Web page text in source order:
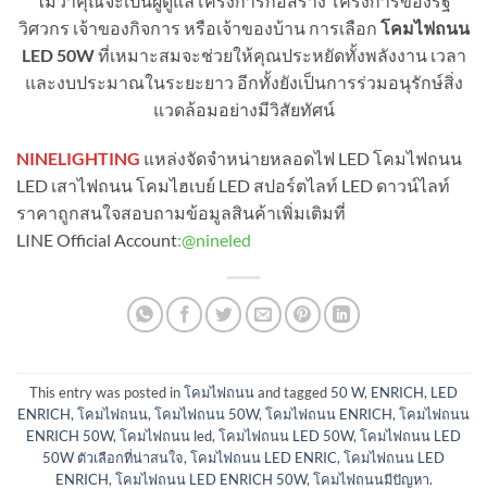
วิศวกร เจ้าของกิจการ หรือเจ้าของบ้าน การเลือก โคมไฟถนน
LED 50Wที่เหมาะสมจะช่วยให้คุณประหยัดทั้งพลังงาน เวลา
และงบประมาณในระยะยาว อีกทั้งยังเป็นการร่วมอนุรักษ์สิ่ง
แวดล้อมอย่างมีวิสัยทัศน์
NINELIGHTING แหล่งจัดจำหน่ายหลอดไฟ LED โคมไฟถนน
LED เสาไฟถนน โคมไฮเบย์ LED สปอร์ตไลท์ LED ดาวน์ไลท์
ราคาถูกสนใจสอบถามข้อมูลสินค้าเพิ่มเติมที่
LINE Official Account:@nineled
This entry was posted inโคมไฟถนนand tagged 50 W, ENRICH, LED
ENRICH, โคมไฟถนน, โคมไฟถนน 50W, โคมไฟถนน ENRICH, โคมไฟถนน
ENRICH 50W, โคมไฟถนน led, โคมไฟถนน LED 50W, โคมไฟถนน LED
50W ตัวเลือกที่น่าสนใจ, โคมไฟถนน LED ENRIC, โคมไฟถนน LED
ENRICH, โคมไฟถนน LED ENRICH 50W, โคมไฟถนนมีปัญหา.